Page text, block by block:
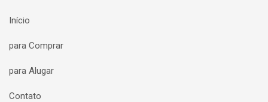
Início
para Comprar
para Alugar
Contato